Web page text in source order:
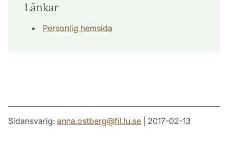
Länkar
Personlig hemsida
Sidansvarig: anna.ostberg@fil.lu.se | 2017-02-13